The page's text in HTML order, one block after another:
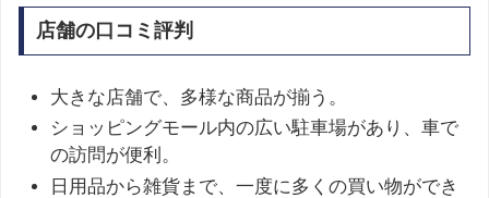
店舗の口コミ評判
大きな店舗で、多様な商品が揃う。
ショッピングモール内の広い駐車場があり、車で
の訪問が便利。
日用品から雑貨まで、一度に多くの買い物ができ